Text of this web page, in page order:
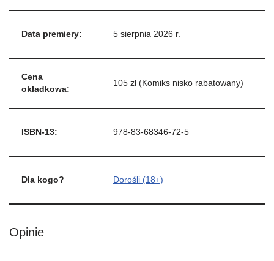
Data premiery: 5 sierpnia 2026 r.
Cena
okładkowa:
105 zł (Komiks nisko rabatowany)
ISBN-13: 978-83-68346-72-5
Dla kogo? Dorośli (18+)
Opinie